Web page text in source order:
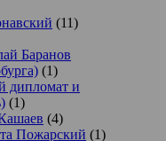
(11)
Баранов
(1)
дипломат и
(1)
(4)
Пожарский (1)